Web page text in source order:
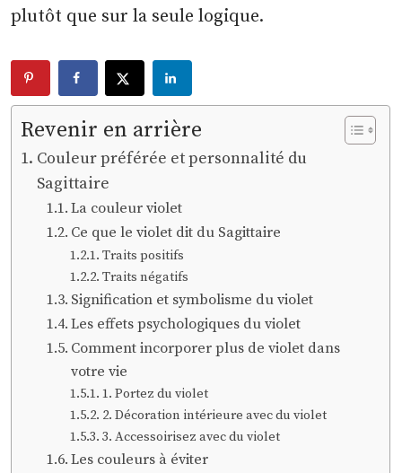
plutôt que sur la seule logique.
Revenir en arrière
Couleur préférée et personnalité du
Sagittaire
La couleur violet
Ce que le violet dit du Sagittaire
Traits positifs
Traits négatifs
Signification et symbolisme du violet
Les effets psychologiques du violet
Comment incorporer plus de violet dans
votre vie
1. Portez du violet
2. Décoration intérieure avec du violet
3. Accessoirisez avec du violet
Les couleurs à éviter